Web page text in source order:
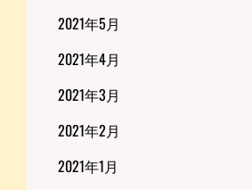
2021年5月
2021年4月
2021年3月
2021年2月
2021年1月